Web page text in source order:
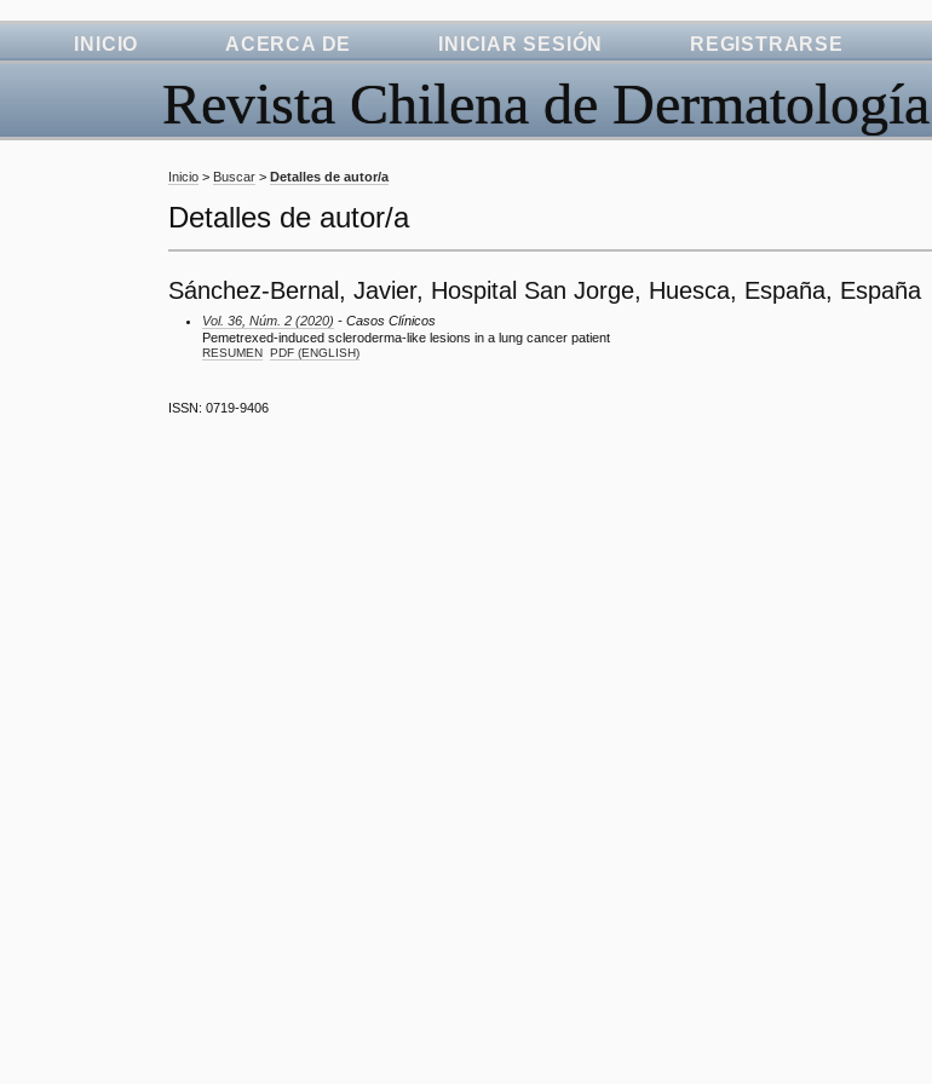
Revista Chilena de Dermatología
INICIO ACERCA DE INICIAR SESIÓN REGISTRARSE
Inicio > Buscar >Detalles de autor/a
Detalles de autor/a
Sánchez-Bernal, Javier, Hospital San Jorge, Huesca, España, España
Vol. 36, Núm. 2 (2020) - Casos Clínicos
Pemetrexed-induced scleroderma-like lesions in a lung cancer patient
RESUMEN PDF (ENGLISH)
ISSN: 0719-9406